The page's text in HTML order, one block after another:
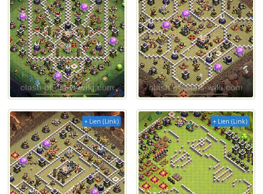
+ Lien (Link) + Lien (Link)